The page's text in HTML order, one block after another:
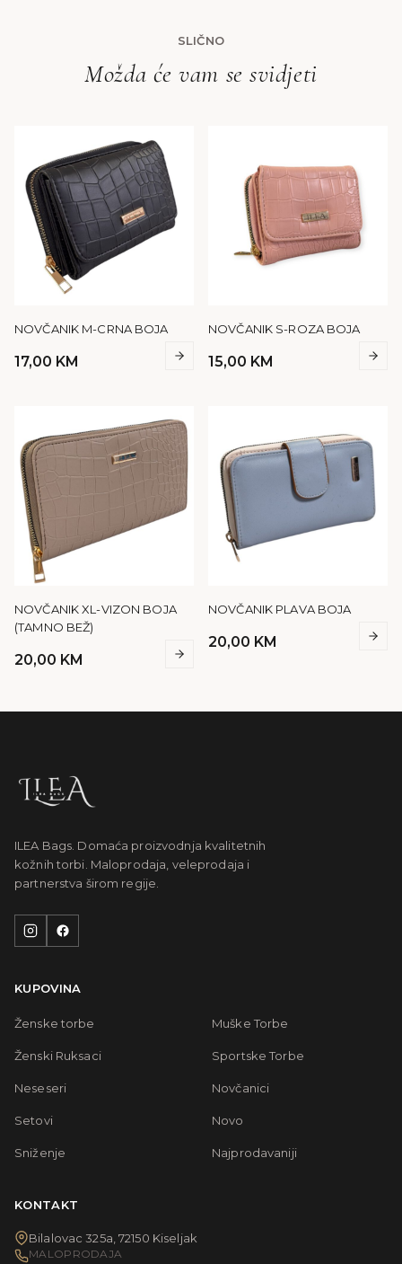
SLIČNO
Možda će vam se svidjeti
NOVČANIK M-CRNA BOJA
17,00 KM
NOVČANIK S-ROZA BOJA
15,00 KM
NOVČANIK XL-VIZON BOJA
(TAMNO BEŽ)
20,00 KM
NOVČANIK PLAVA BOJA
20,00 KM
ILEA Bags. Domaća proizvodnja kvalitetnih
kožnih torbi. Maloprodaja, veleprodaja i
partnerstva širom regije.
KUPOVINA
Ženske torbe Muške Torbe
Ženski Ruksaci Sportske Torbe
Neseseri Novčanici
Setovi Novo
Sniženje Najprodavaniji
KONTAKT
Bilalovac 325a, 72150 Kiseljak
MALOPRODAJA